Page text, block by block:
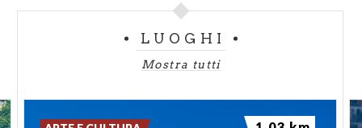
Tuttavia nonostante gli elementi di contatto, pare
che gli affreschi esterni siano di un livello inferiore,
forse da assegnare a pittori di bottega. Tra l’angelo
annunciante e il leggio della Vergine, con qualche
ingenuità prospettica, è raffigurato entro una
ghirlanda tonda lo stemma del casato che ha
LUOGHI
Mostra tutti